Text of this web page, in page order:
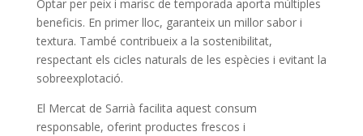
Optar per peix i marisc de temporada aporta múltiples
beneficis. En primer lloc, garanteix un millor sabor i
textura. També contribueix a la sostenibilitat,
respectant els cicles naturals de les espècies i evitant la
sobreexplotació.
El Mercat de Sarrià facilita aquest consum
responsable, oferint productes frescos i